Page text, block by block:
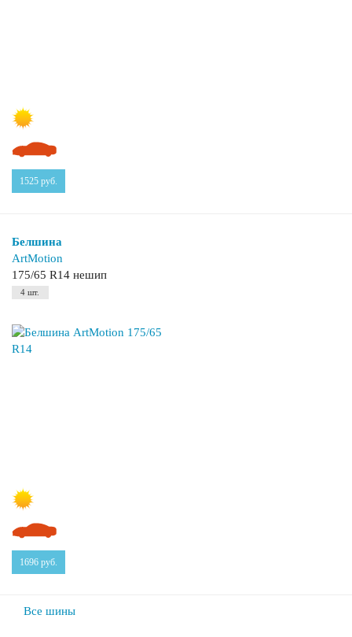
1525 руб.
Белшина
ArtMotion
175/65 R14 нешип
4 шт.
1696 руб.
Все шины